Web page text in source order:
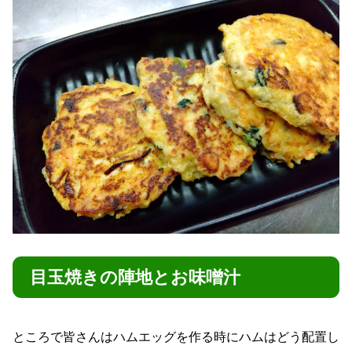
目玉焼きの陣地とお味噌汁
ところで皆さんはハムエッグを作る時にハムはどう配置し